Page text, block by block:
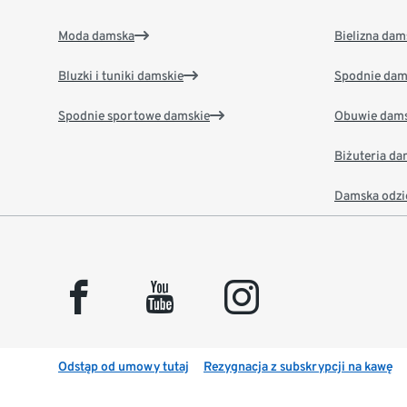
Moda damska
Bluzki i tuniki damskie
Spodnie sportowe damskie
Bielizna
Spodnie
Obuwie
Biżuteria
Damska
facebook youtube instagram
Odstąp od umowy tutaj Rezygnacja z subskrypcji na kawę